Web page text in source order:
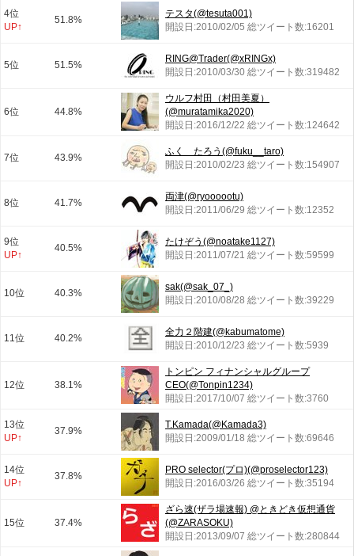
4位
UP↑
51.8%
テスタ(@tesuta001)
開設日:2010/02/05 総ツイート数:16201
5位 51.5%
RING@Trader(@xRINGx)
開設日:2010/03/30 総ツイート数:319482
6位 44.8%
ウルフ村田（村田美夏）
(@muratamika2020)
開設日:2016/12/22 総ツイート数:124642
7位 43.9%
ふく たろう(@fuku__taro)
開設日:2010/02/23 総ツイート数:154907
8位 41.7%
両津(@ryoooootu)
開設日:2011/06/29 総ツイート数:12352
9位
UP↑
40.5%
たけぞう(@noatake1127)
開設日:2011/07/21 総ツイート数:59599
10位 40.3%
sak(@sak_07_)
開設日:2010/08/28 総ツイート数:39229
11位 40.2%
全力２階建(@kabumatome)
開設日:2010/12/23 総ツイート数:5939
12位 38.1%
トンピン フィナンシャルグループ
CEO(@Tonpin1234)
開設日:2017/10/07 総ツイート数:3760
13位
UP↑
37.9%
T.Kamada(@Kamada3)
開設日:2009/01/18 総ツイート数:69646
14位
UP↑
37.8%
PRO selector(プロ)(@proselector123)
開設日:2016/03/26 総ツイート数:35194
15位 37.4%
ざら速(ザラ場速報) @ときどき仮想通貨
(@ZARASOKU)
開設日:2013/09/07 総ツイート数:280844